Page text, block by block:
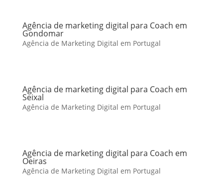
Agência de marketing digital para Coach em
Gondomar
Agência de Marketing Digital em Portugal
Agência de marketing digital para Coach em
Seixal
Agência de Marketing Digital em Portugal
Agência de marketing digital para Coach em
Oeiras
Agência de Marketing Digital em Portugal